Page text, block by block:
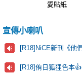
愛貼紙
宣傳小喇叭
[R18]侑日狐狸色本👍